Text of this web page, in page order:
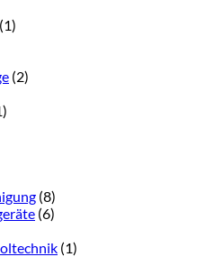
(1)
(2)
(8)
(6)
(1)